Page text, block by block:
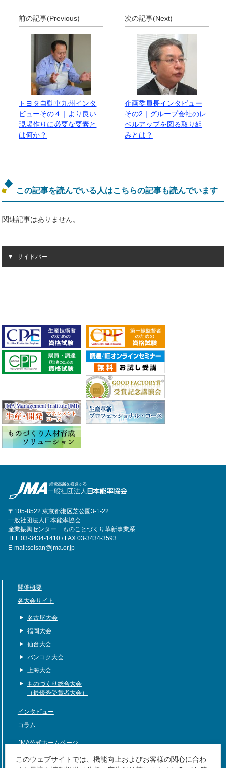
このウェブサイトでは、機能向上およびお客様の関心に合わ
前の記事(Previous)
トヨタ自動車九州インタ
ビューその４｜より良い
現場作りに必要な要素と
は何か？
次の記事(Next)
企画委員長インタビュー
その2｜グループ会社のレ
ベルアップを図る取り組
みとは？
この記事を読んでいる人はこちらの記事も読んでいます
関連記事はありません。
サイドバー
〒105-8522 東京都港区芝公園3-1-22
一般社団法人日本能率協会
産業振興センター ものことづくり革新事業系
TEL:03-3434-1410 / FAX:03-3434-3593
E-mail:seisan@jma.or.jp
開催概要
各大会サイト
名古屋大会
福岡大会
仙台大会
バンコク大会
上海大会
ものづくり総合大会
（最優秀受賞者大会）
インタビュー
コラム
JMA公式ホームページ
サイトマップ